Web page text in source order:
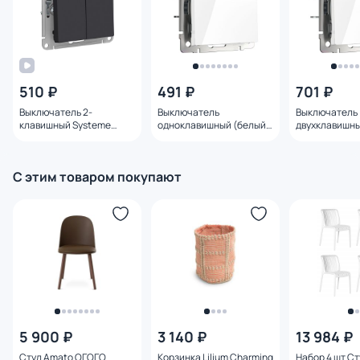
510 ₽
Выключатель 2-
клавишный Systeme
491 ₽
Выключатель
одноклавишный (белый)
701 ₽
Выключатель
С этим товаром покупают
5 900 ₽ 3 140 ₽ 13 984 ₽